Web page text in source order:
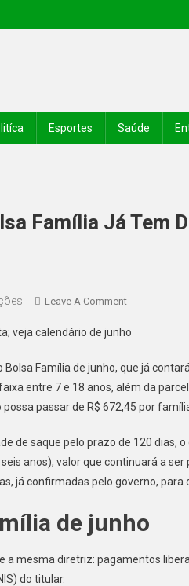
Esportes Saúde
Família Já Tem
Leave A Comment
veja calendário de junho
Família de junho, que já
entre 7 e 18 anos, além da
passar de R$ 672,45 por
de saque pelo prazo de 120 dias,
anos), valor que continuará a
já confirmadas pelo governo, para
de junho
a mesma diretriz: pagamentos
do titular.